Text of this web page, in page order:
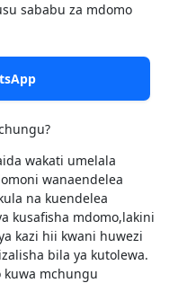
sababu za mdomo
wakati umelala
wanaendelea
na kuendelea
kusafisha mdomo,lakini
kazi hii kwani huwezi
bila ya kutolewa.
kuwa mchungu